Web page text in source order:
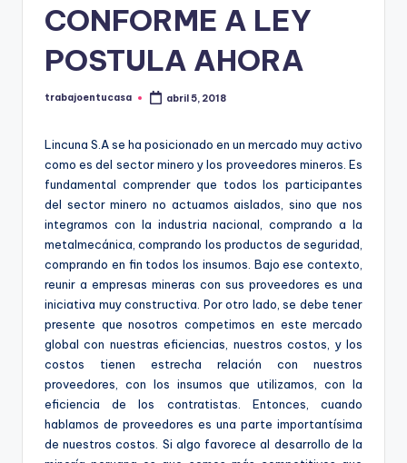
CONFORME A LEY
POSTULA AHORA
Publicado
trabajoentucasa abril 5, 2018
Lincuna S.A se ha posicionado en un mercado muy activo
como es del sector minero y los proveedores mineros. Es
fundamental comprender que todos los participantes
del sector minero no actuamos aislados, sino que nos
integramos con la industria nacional, comprando a la
metalmecánica, comprando los productos de seguridad,
comprando en fin todos los insumos. Bajo ese contexto,
reunir a empresas mineras con sus proveedores es una
iniciativa muy constructiva. Por otro lado, se debe tener
presente que nosotros competimos en este mercado
global con nuestras eficiencias, nuestros costos, y los
costos tienen estrecha relación con nuestros
proveedores, con los insumos que utilizamos, con la
eficiencia de los contratistas. Entonces, cuando
hablamos de proveedores es una parte importantísima
de nuestros costos. Si algo favorece al desarrollo de la